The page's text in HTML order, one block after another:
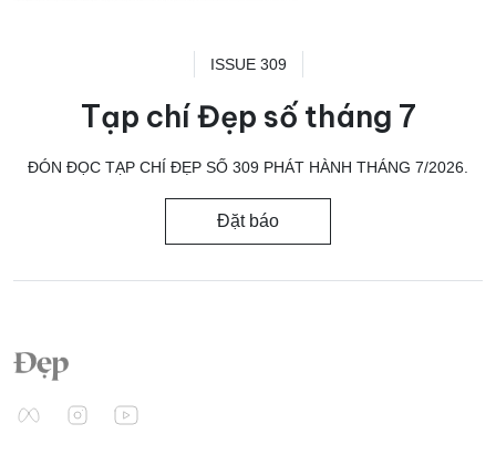
ISSUE 309
Tạp chí Đẹp số tháng 7
ĐÓN ĐỌC TẠP CHÍ ĐẸP SỐ 309 PHÁT HÀNH THÁNG 7/2026.
Đặt báo